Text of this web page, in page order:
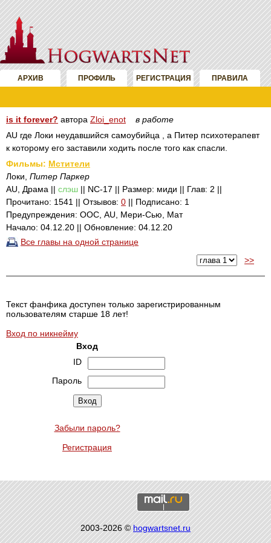
АРХИВ ПРОФИЛЬ РЕГИСТРАЦИЯ ПРАВИЛА
is it forever? автора Zloi_enot
в работе
AU где Локи неудавшийся самоубийца , а Питер психотерапевт
к которому его заставили ходить после того как спасли.
Фильмы: Мстители
Локи, Питер Паркер
AU, Драма || слэш || NC-17 || Размер: миди || Глав: 2 ||
Прочитано: 1541 || Отзывов: 0 || Подписано: 1
Предупреждения: ООС, AU, Мери-Сью, Мат
Начало: 04.12.20 || Обновление: 04.12.20
Все главы на одной странице
>>
Текст фанфика доступен только зарегистрированным
пользователям старше 18 лет!
Вход по никнейму
Вход
ID
Пароль
Забыли пароль?
Регистрация
2003-2026 ©hogwartsnet.ru